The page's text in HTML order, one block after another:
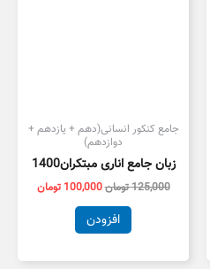
جامع کنکور انسانی(دهم + یازدهم +
دوازدهم)
زبان جامع اناری مبتکران1400
125,000تومان100,000 تومان
افزودن